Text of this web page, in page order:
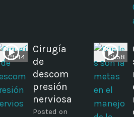
19:44
Cirugía
de
descom
presión
nerviosa
Posted on
13:58